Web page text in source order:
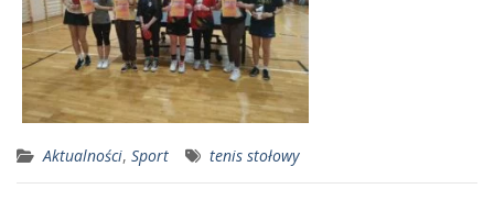
Aktualności, Sport tenis stołowy